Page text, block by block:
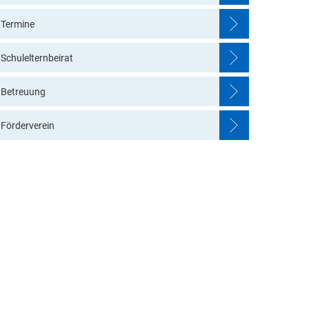
Einblick in unsere Einrichtung
Termine
Schulelternbeirat
Betreuung
Förderverein